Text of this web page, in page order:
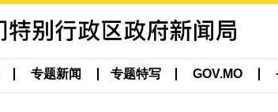
专题新闻 专题特写 GOV.MO